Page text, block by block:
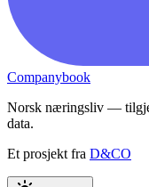
Companybook
Norsk næringsliv —
data.
Et prosjekt fra D&CO